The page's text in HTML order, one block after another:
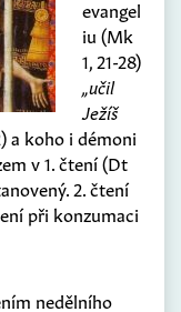
evangel
iu (Mk
1, 21-28)
„učil
Ježíš
a koho i démoni
v 1. čtení (Dt
2. čtení
při konzumaci
nedělního